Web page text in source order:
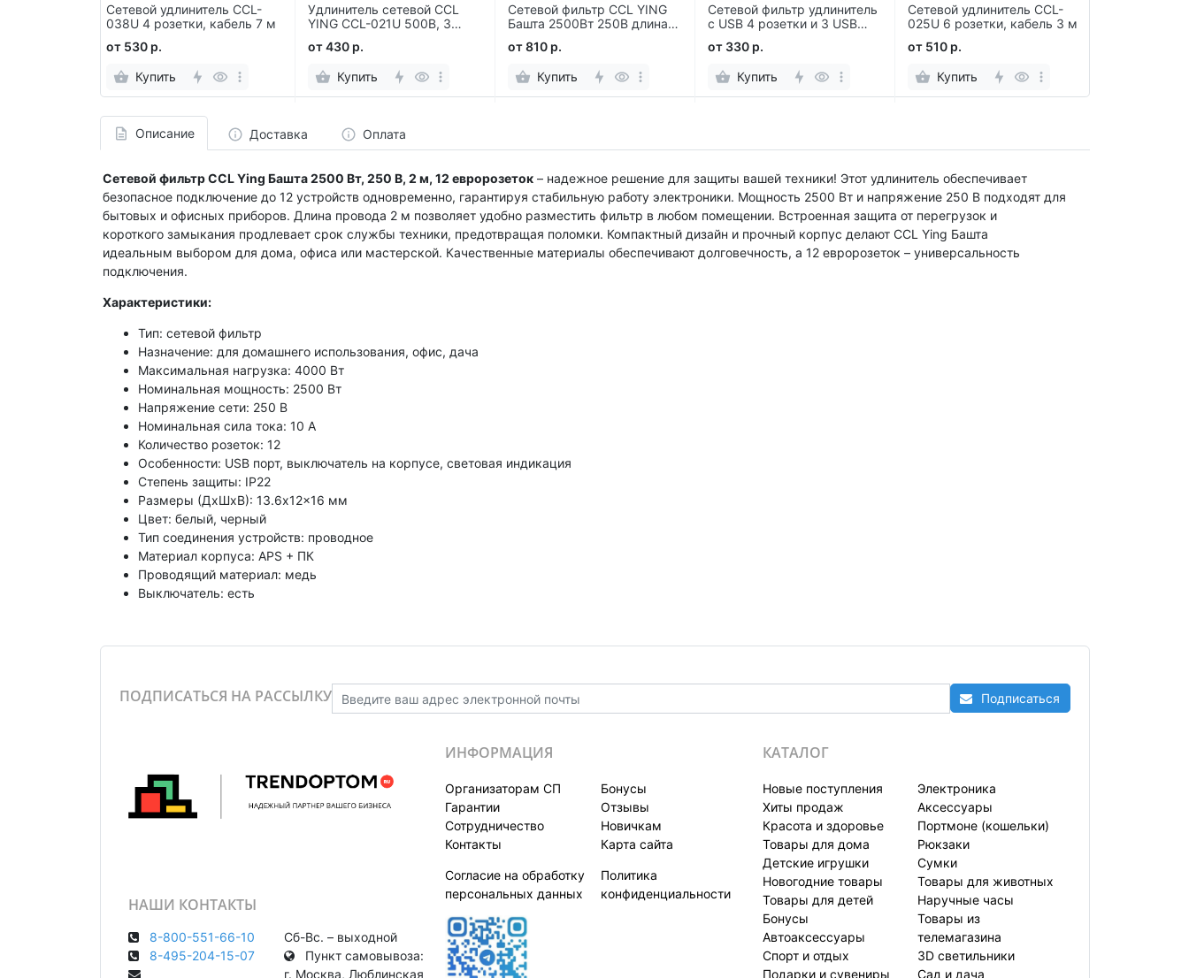
Сетевой удлинитель CCL-
038U 4 розетки, кабель 7 м
от 530 р.
Купить
Удлинитель сетевой CCL
YING CCL-021U 500В, 3
от 430 р.
Купить
Сетевой фильтр CCL YING
Башта 2500Вт 250В длина
от 810 р.
Купить
Сетевой фильтр удлинитель
с USB 4 розетки и 3 USB
от 330 р.
Купить
Сетевой удлинитель CCL-
025U 6 розетки, кабель 3 м
от 510 р.
Купить
Описание Доставка Оплата
Сетевой фильтр CCL Ying Башта 2500 Вт, 250 В, 2 м, 12 евророзеток – надежное решение для защиты вашей техники! Этот удлинитель обеспечивает
безопасное подключение до 12 устройств одновременно, гарантируя стабильную работу электроники. Мощность 2500 Вт и напряжение 250 В подходят для
бытовых и офисных приборов. Длина провода 2 м позволяет удобно разместить фильтр в любом помещении. Встроенная защита от перегрузок и
короткого замыкания продлевает срок службы техники, предотвращая поломки. Компактный дизайн и прочный корпус делают CCL Ying Башта
идеальным выбором для дома, офиса или мастерской. Качественные материалы обеспечивают долговечность, а 12 евророзеток – универсальность
подключения.
Характеристики:
Тип: сетевой фильтр
Назначение: для домашнего использования, офис, дача
Максимальная нагрузка: 4000 Вт
Номинальная мощность: 2500 Вт
Напряжение сети: 250 В
Номинальная сила тока: 10 А
Количество розеток: 12
Особенности: USB порт, выключатель на корпусе, световая индикация
Степень защиты: IP22
Размеры (ДхШхВ): 13.6x12x16 мм
Цвет: белый, черный
Тип соединения устройств: проводное
Материал корпуса: APS + ПК
Проводящий материал: медь
Выключатель: есть
ПОДПИСАТЬСЯ НА РАССЫЛКУ Подписаться
НАШИ КОНТАКТЫ
8-800-551-66-10
8-495-204-15-07
Сб-Вс. – выходной
Пункт самовывоза:
г. Москва, Люблинская
ИНФОРМАЦИЯ
Организаторам СП
Гарантии
Сотрудничество
Контакты
Бонусы
Отзывы
Новичкам
Карта сайта
Согласие на обработку
персональных данных
Политика
конфиденциальности
КАТАЛОГ
Новые поступления
Хиты продаж
Красота и здоровье
Товары для дома
Детские игрушки
Новогодние товары
Товары для детей
Бонусы
Автоаксессуары
Спорт и отдых
Подарки и сувениры
Электроника
Аксессуары
Портмоне (кошельки)
Рюкзаки
Сумки
Товары для животных
Наручные часы
Товары из
телемагазина
3D светильники
Сад и дача